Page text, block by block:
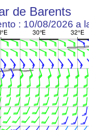
de Barents
: 10/08/2026 a